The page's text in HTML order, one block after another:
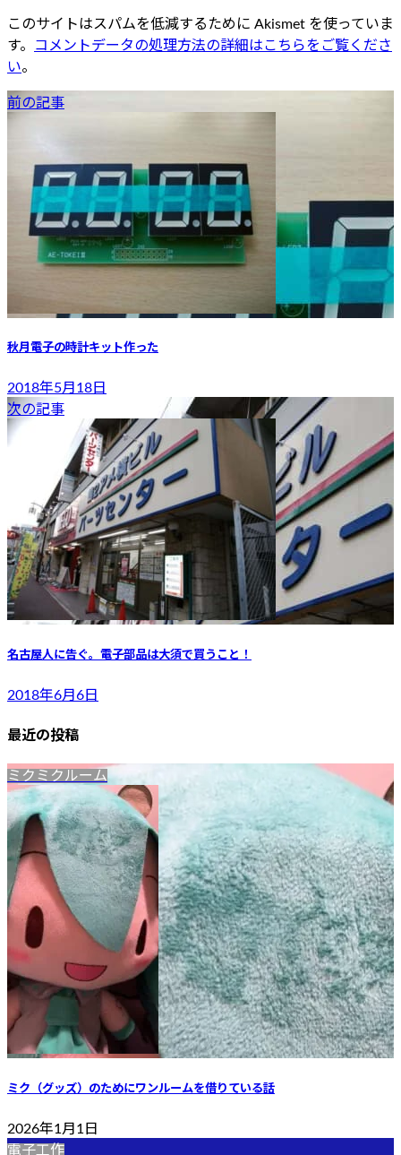
このサイトはスパムを低減するために Akismet を使っていま
す。
コメントデータの処理方法の詳細はこちらをご覧くださ
い。
前の記事
秋月電子の時計キット作った
2018年5月18日
次の記事
名古屋人に告ぐ。電子部品は大須で買うこと！
2018年6月6日
最近の投稿
ミクミクルーム
ミク（グッズ）のためにワンルームを借りている話
2026年1月1日
電子工作